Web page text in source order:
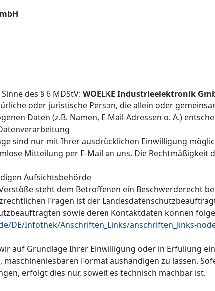
des § 6 MDStV: WOELKE Industrieelektronik
oder juristische Person, die allein oder
Daten (z.B. Namen, E-Mail-Adressen o. Ä.)
sind nur mit Ihrer ausdrücklichen Einwilligung
Mitteilung per E-Mail an uns. Die
Aufsichtsbehörde
steht dem Betroffenen ein Beschwerderecht
Fragen ist der
sowie deren Kontaktdaten können
DE/Infothek/Anschriften_Links/anschriften_links-
auf Grundlage Ihrer Einwilligung oder in Erfüllung
Format aushändigen zu lassen.
erfolgt dies nur, soweit es technisch machbar ist.